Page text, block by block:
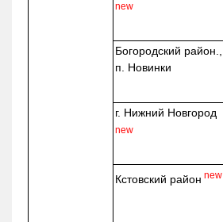
new
Богородский район.,
п. Новинки
г. Нижний Новгород
new
Кстовский район new